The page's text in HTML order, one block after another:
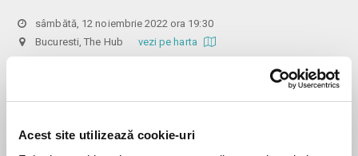
Acest site utilizează cookie-uri
sâmbătă, 12 noiembrie 2022 ora 19:30
Bucuresti, The Hub vezi pe harta
În funcție de ora de începere, accesul în sală se poate face cu o
oră / cu 40 de minute mai devreme, fiind permis cu până la 10 minute